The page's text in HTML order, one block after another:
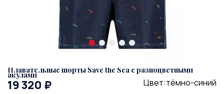
Плавательные шорты Save the Sea с разноцветными
акулами
19 320 ₽ Цвет:тёмно-синий